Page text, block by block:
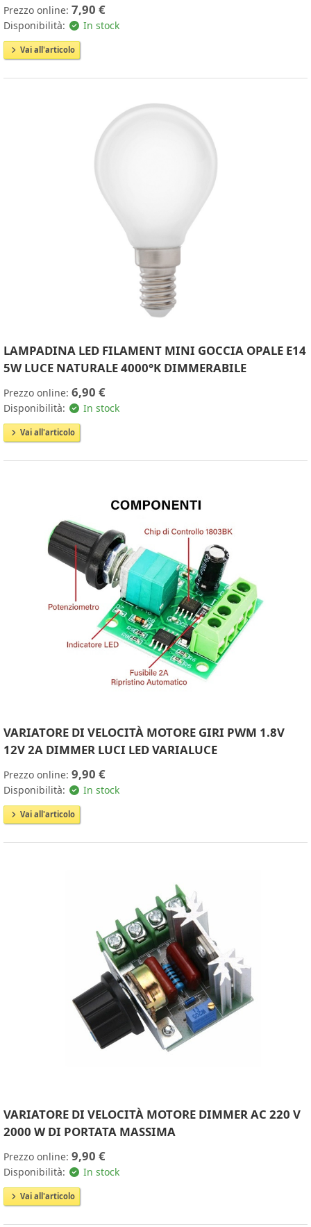
Prezzo online: 7,90 €
Disponibilità: In stock
Vai all'articolo
LAMPADINA LED FILAMENT MINI GOCCIA OPALE E14
5W LUCE NATURALE 4000°K DIMMERABILE
Prezzo online: 6,90 €
Disponibilità: In stock
Vai all'articolo
VARIATORE DI VELOCITÀ MOTORE GIRI PWM 1.8V
12V 2A DIMMER LUCI LED VARIALUCE
Prezzo online: 9,90 €
Disponibilità: In stock
Vai all'articolo
VARIATORE DI VELOCITÀ MOTORE DIMMER AC 220 V
2000 W DI PORTATA MASSIMA
Prezzo online: 9,90 €
Disponibilità: In stock
Vai all'articolo